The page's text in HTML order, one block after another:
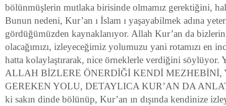
bölünmüşlerin mutlaka birisinde olmamız gerektiğini,
Bunun nedeni, Kur’an ı İslam ı yaşayabilmek adına
gördüğümüzden kaynaklanıyor. Allah Kur’an da
olacağımızı, izleyeceğimiz yolumuzu yani rotamızı en
hatta kolaylaştırarak, nice örneklerle verdiğini söylüyor.
ALLAH BİZLERE ÖNERDİĞİ KENDİ
GEREKEN YOLU, DETAYLICA KUR’AN DA
ki sakın dinde bölünüp, Kur’an ın dışında kendinize